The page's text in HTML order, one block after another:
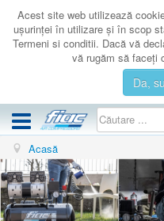
Acest site web utilizează
uşurinţei în utilizare şi în scop
Termeni si conditii. Dacă vă
vă rugăm să faceţi
Da,
COMPRESOARE
ACCESORII
PRODUSE NOI
Acasă